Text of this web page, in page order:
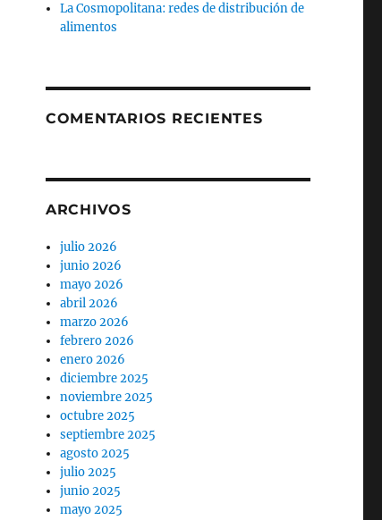
La Cosmopolitana: redes de distribución de
alimentos
COMENTARIOS RECIENTES
ARCHIVOS
julio 2026
junio 2026
mayo 2026
abril 2026
marzo 2026
febrero 2026
enero 2026
diciembre 2025
noviembre 2025
octubre 2025
septiembre 2025
agosto 2025
julio 2025
junio 2025
mayo 2025